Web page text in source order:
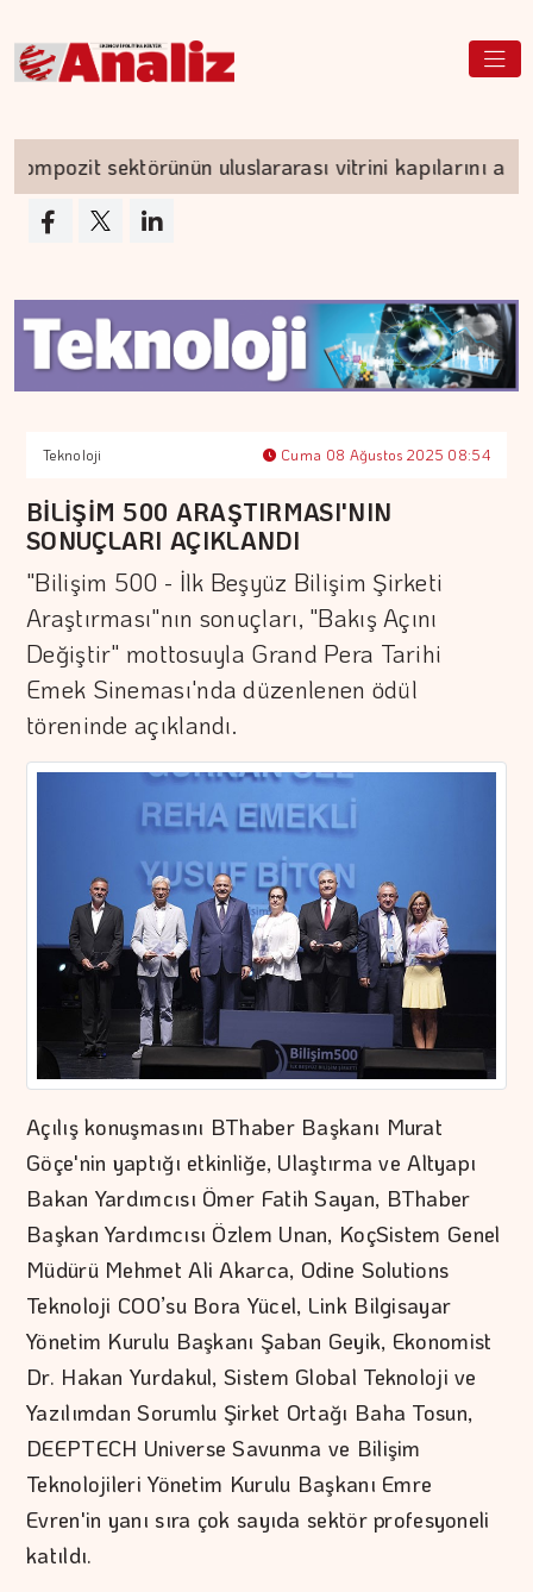
sektörünün uluslararası vitrini kapılarını açıyor
Teknoloji Cuma 08 Ağustos 2025 08:54
BİLİŞİM 500 ARAŞTIRMASI'NIN
SONUÇLARI AÇIKLANDI
"Bilişim 500 - İlk Beşyüz Bilişim Şirketi
Araştırması"nın sonuçları, "Bakış Açını
Değiştir" mottosuyla Grand Pera Tarihi
Emek Sineması'nda düzenlenen ödül
töreninde açıklandı.
Açılış konuşmasını BThaber Başkanı Murat
Göçe'nin yaptığı etkinliğe, Ulaştırma ve Altyapı
Bakan Yardımcısı Ömer Fatih Sayan, BThaber
Başkan Yardımcısı Özlem Unan, KoçSistem Genel
Müdürü Mehmet Ali Akarca, Odine Solutions
Teknoloji COO’su Bora Yücel, Link Bilgisayar
Yönetim Kurulu Başkanı Şaban Geyik, Ekonomist
Dr. Hakan Yurdakul, Sistem Global Teknoloji ve
Yazılımdan Sorumlu Şirket Ortağı Baha Tosun,
DEEPTECH Universe Savunma ve Bilişim
Teknolojileri Yönetim Kurulu Başkanı Emre
Evren'in yanı sıra çok sayıda sektör profesyoneli
katıldı.